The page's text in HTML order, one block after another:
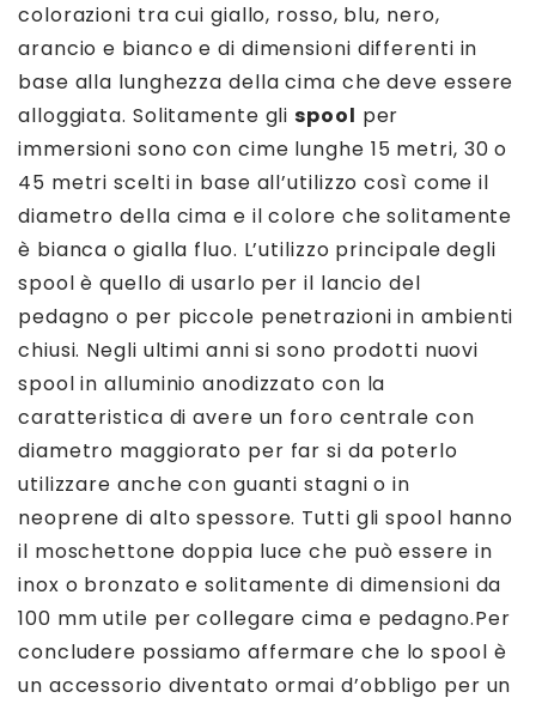
colorazioni tra cui giallo, rosso, blu, nero,
arancio e bianco e di dimensioni differenti in
base alla lunghezza della cima che deve essere
alloggiata. Solitamente glispool per
immersioni sono con cime lunghe 15 metri, 30 o
45 metri scelti in base all’utilizzo così come il
diametro della cima e il colore che solitamente
è bianca o gialla fluo. L’utilizzo principale degli
spool è quello di usarlo per il lancio del
pedagno o per piccole penetrazioni in ambienti
chiusi. Negli ultimi anni si sono prodotti nuovi
spool in alluminio anodizzato con la
caratteristica di avere un foro centrale con
diametro maggiorato per far si da poterlo
utilizzare anche con guanti stagni o in
neoprene di alto spessore. Tutti gli spool hanno
il moschettone doppia luce che può essere in
inox o bronzato e solitamente di dimensioni da
100 mm utile per collegare cima e pedagno.Per
concludere possiamo affermare che lo spool è
un accessorio diventato ormai d’obbligo per un